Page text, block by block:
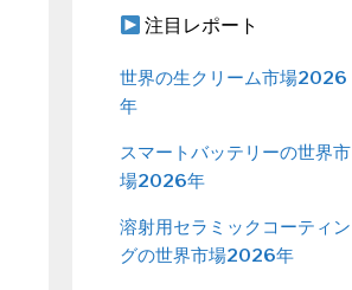
注目レポート
世界の生クリーム市場2026
年
スマートバッテリーの世界市
場2026年
溶射用セラミックコーティン
グの世界市場2026年